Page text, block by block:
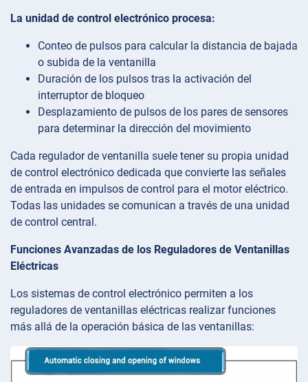
La unidad de control electrónico procesa:
Conteo de pulsos para calcular la distancia de bajada
o subida de la ventanilla
Duración de los pulsos tras la activación del
interruptor de bloqueo
Desplazamiento de pulsos de los pares de sensores
para determinar la dirección del movimiento
Cada regulador de ventanilla suele tener su propia unidad
de control electrónico dedicada que convierte las señales
de entrada en impulsos de control para el motor eléctrico.
Todas las unidades se comunican a través de una unidad
de control central.
Funciones Avanzadas de los Reguladores de Ventanillas
Eléctricas
Los sistemas de control electrónico permiten a los
reguladores de ventanillas eléctricas realizar funciones
más allá de la operación básica de las ventanillas: